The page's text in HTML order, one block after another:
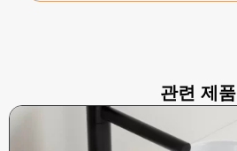
관련 제품